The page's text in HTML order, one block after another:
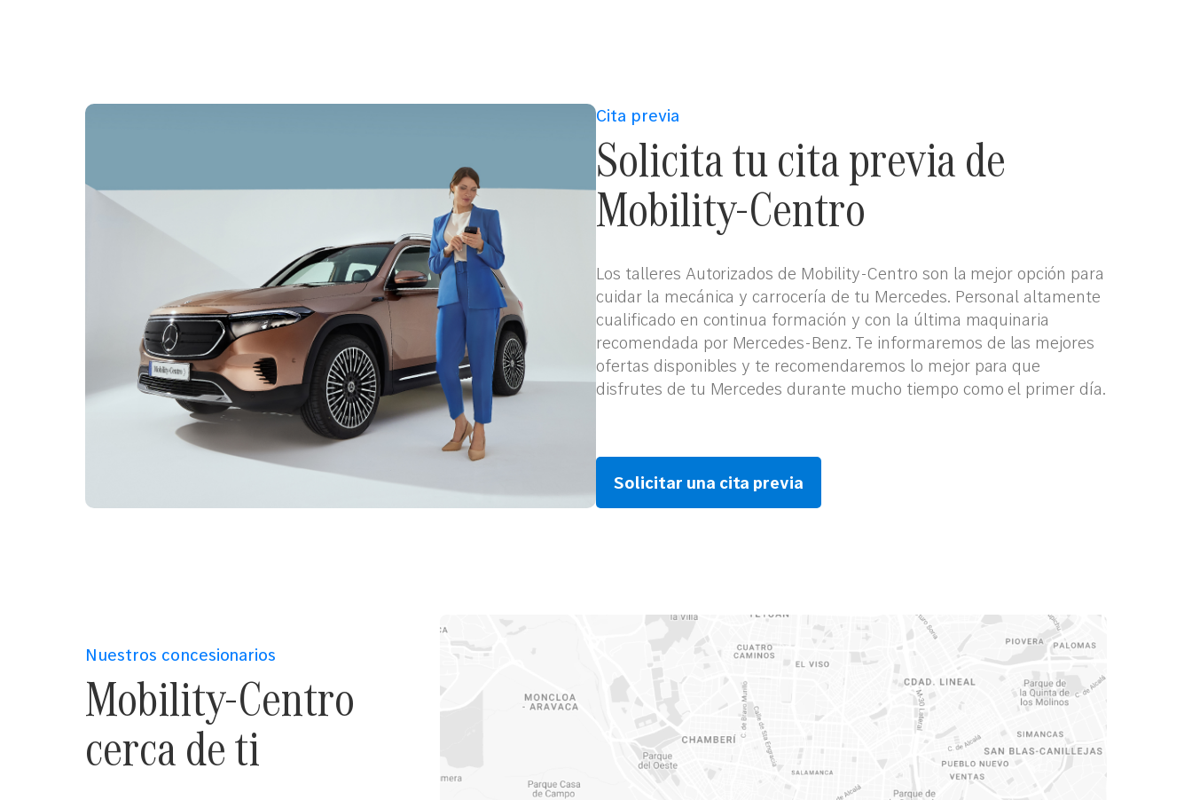
Cita previa
Solicita tu cita previa de
Mobility-Centro
Los talleres Autorizados de Mobility-Centro son la mejor opción para
cuidar la mecánica y carrocería de tu Mercedes. Personal altamente
cualificado en continua formación y con la última maquinaria
recomendada por Mercedes-Benz. Te informaremos de las mejores
ofertas disponibles y te recomendaremos lo mejor para que
disfrutes de tu Mercedes durante mucho tiempo como el primer día.
Solicitar una cita previa
Nuestros concesionarios
Mobility-Centro
cerca de ti